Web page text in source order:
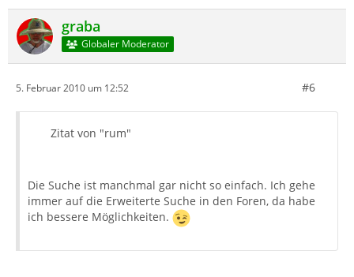
graba
Globaler Moderator
5. Februar 2010 um 12:52 #6
Zitat von "rum"
Die Suche ist manchmal gar nicht so einfach. Ich gehe
immer auf die Erweiterte Suche in den Foren, da habe
ich bessere Möglichkeiten.